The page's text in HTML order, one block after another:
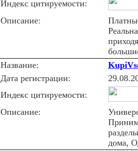
Индекс цитируемости:
Описание:
Название:
Дата регистрации:
Индекс цитируемости:
Описание:
дома,